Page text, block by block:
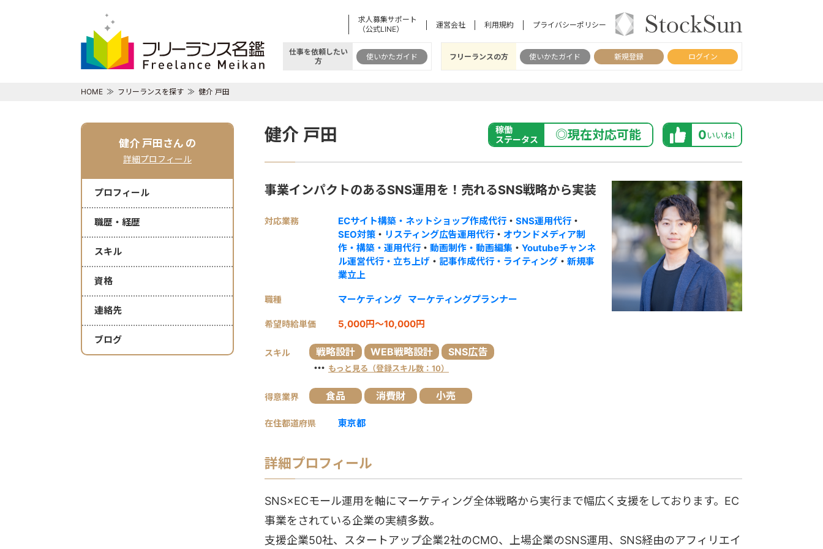
求人募集サポート
（公式LINE）
運営会社 利用規約 プライバシーポリシー
仕事を依頼したい
方
使いかたガイド フリーランスの方 使いかたガイド 新規登録 ログイン
HOME フリーランスを探す 健介 戸田
健介 戸田さん の
詳細プロフィール
プロフィール
職歴・経歴
スキル
資格
連絡先
ブログ
健介 戸田
稼働
ステータス
◎現在対応可能 0いいね!
事業インパクトのあるSNS運用を！売れるSNS戦略から実装
対応業務 ECサイト構築・ネットショップ作成代行 ・ SNS運用代行 ・
SEO対策 ・ リスティング広告運用代行 ・ オウンドメディア制
作・構築・運用代行 ・ 動画制作・動画編集 ・ Youtubeチャンネ
ル運営代行・立ち上げ ・ 記事作成代行・ライティング ・ 新規事
業立上
職種 マーケティング マーケティングプランナー
希望時給単価 5,000円～10,000円
スキル 戦略設計 WEB戦略設計 SNS広告
・・・ もっと見る（登録スキル数：10）
得意業界 食品 消費財 小売
在住都道府県 東京都
詳細プロフィール
SNS×ECモール運用を軸にマーケティング全体戦略から実行まで幅広く支援をしております。EC
事業をされている企業の実績多数。
支援企業50社、スタートアップ企業2社のCMO、上場企業のSNS運用、SNS経由のアフィリエイ